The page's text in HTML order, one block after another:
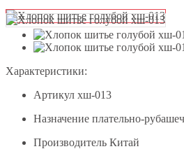
Характеристики:
Артикул хш-013
Назначение плательно-
Производитель Китай